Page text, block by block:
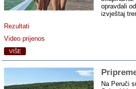
opravdali
izvještaj
Rezultati
Video prijenos
VIŠE
Na Peruči